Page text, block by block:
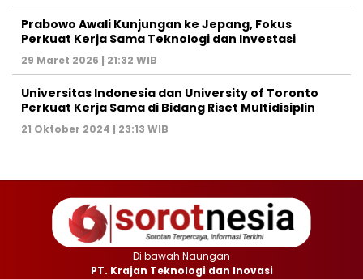
Prabowo Awali Kunjungan ke Jepang, Fokus
Perkuat Kerja Sama Teknologi dan Investasi
29 Maret 2026 | 21:32 WIB
Universitas Indonesia dan University of Toronto
Perkuat Kerja Sama di Bidang Riset Multidisiplin
21 Oktober 2024 | 23:13 WIB
Di bawah Naungan
PT. Krajan Teknologi dan Inovasi